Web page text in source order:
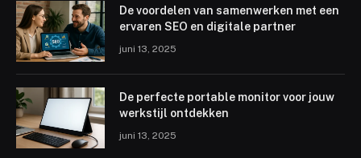
De voordelen van samenwerken met een
ervaren SEO en digitale partner
juni 13, 2025
De perfecte portable monitor voor jouw
werkstijl ontdekken
juni 13, 2025